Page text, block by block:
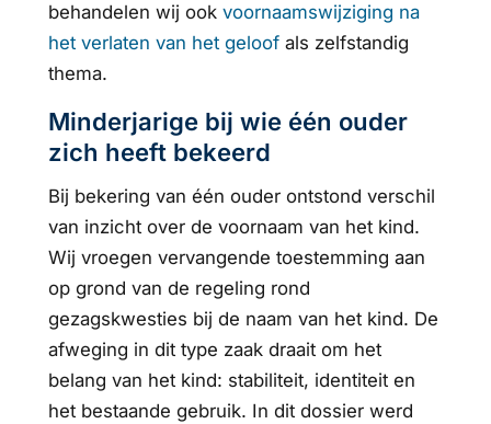
behandelen wij ook voornaamswijziging na
het verlaten van het geloofals zelfstandig
thema.
Minderjarige bij wie één ouder
zich heeft bekeerd
Bij bekering van één ouder ontstond verschil
van inzicht over de voornaam van het kind.
Wij vroegen vervangende toestemming aan
op grond van de regeling rond
gezagskwesties bij de naam van het kind. De
afweging in dit type zaak draait om het
belang van het kind: stabiliteit, identiteit en
het bestaande gebruik. In dit dossier werd